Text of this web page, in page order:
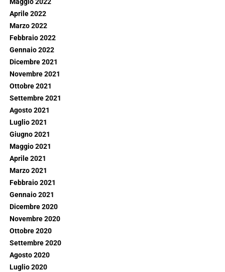
Maggio 2022
Aprile 2022
Marzo 2022
Febbraio 2022
Gennaio 2022
Dicembre 2021
Novembre 2021
Ottobre 2021
Settembre 2021
Agosto 2021
Luglio 2021
Giugno 2021
Maggio 2021
Aprile 2021
Marzo 2021
Febbraio 2021
Gennaio 2021
Dicembre 2020
Novembre 2020
Ottobre 2020
Settembre 2020
Agosto 2020
Luglio 2020